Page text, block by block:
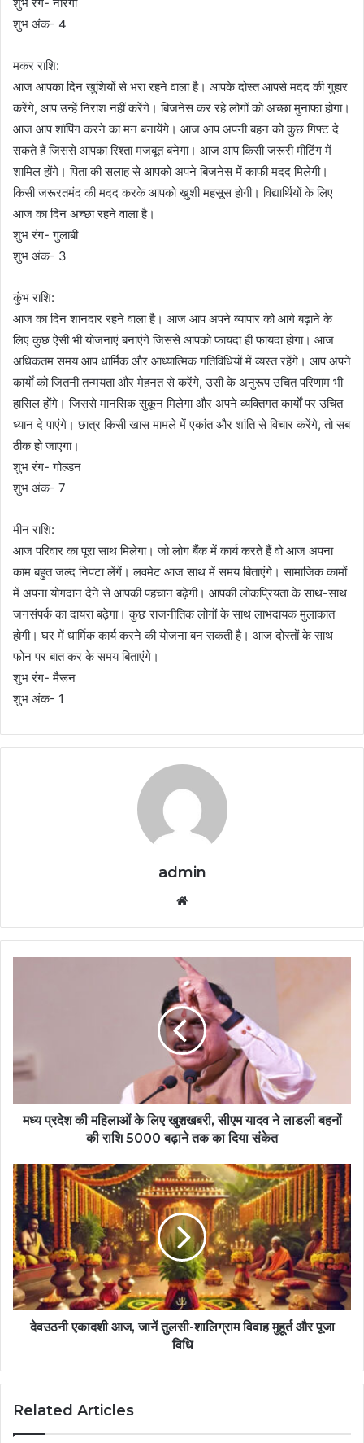
शुभ अंक- 4
मकर राशि:
आज आपका दिन खुशियों से भरा रहने वाला है। आपके दोस्त आपसे मदद की गुहार
करेंगे, आप उन्हें निराश नहीं करेंगे। बिजनेस कर रहे लोगों को अच्छा मुनाफा होगा।
आज आप शॉपिंग करने का मन बनायेंगे। आज आप अपनी बहन को कुछ गिफ्ट दे
सकते हैं जिससे आपका रिश्ता मजबूत बनेगा। आज आप किसी जरूरी मीटिंग में
शामिल होंगे। पिता की सलाह से आपको अपने बिजनेस में काफी मदद मिलेगी।
किसी जरूरतमंद की मदद करके आपको खुशी महसूस होगी। विद्यार्थियों के लिए
आज का दिन अच्छा रहने वाला है।
शुभ रंग- गुलाबी
शुभ अंक- 3
कुंभ राशि:
आज का दिन शानदार रहने वाला है। आज आप अपने व्यापार को आगे बढ़ाने के
लिए कुछ ऐसी भी योजनाएं बनाएंगे जिससे आपको फायदा ही फायदा होगा। आज
अधिकतम समय आप धार्मिक और आध्यात्मिक गतिविधियों में व्यस्त रहेंगे। आप अपने
कार्यों को जितनी तन्मयता और मेहनत से करेंगे, उसी के अनुरूप उचित परिणाम भी
हासिल होंगे। जिससे मानसिक सुकून मिलेगा और अपने व्यक्तिगत कार्यों पर उचित
ध्यान दे पाएंगे। छात्र किसी खास मामले में एकांत और शांति से विचार करेंगे, तो सब
ठीक हो जाएगा।
शुभ रंग- गोल्डन
शुभ अंक- 7
मीन राशि:
आज परिवार का पूरा साथ मिलेगा। जो लोग बैंक में कार्य करते हैं वो आज अपना
काम बहुत जल्द निपटा लेंगें। लवमेट आज साथ में समय बिताएंगे। सामाजिक कामों
में अपना योगदान देने से आपकी पहचान बढ़ेगी। आपकी लोकप्रियता के साथ-साथ
जनसंपर्क का दायरा बढ़ेगा। कुछ राजनीतिक लोगों के साथ लाभदायक मुलाकात
होगी। घर में धार्मिक कार्य करने की योजना बन सकती है। आज दोस्तों के साथ
फोन पर बात कर के समय बिताएंगे।
शुभ रंग- मैरून
शुभ अंक- 1
admin
मध्य प्रदेश की महिलाओं के लिए खुशखबरी, सीएम यादव ने लाडली बहनों
की राशि 5000 बढ़ाने तक का दिया संकेत
देवउठनी एकादशी आज, जानें तुलसी-शालिग्राम विवाह मुहूर्त और पूजा
विधि
Related Articles